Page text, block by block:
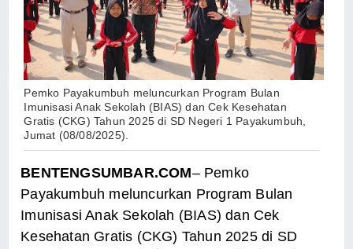
Pemko Payakumbuh meluncurkan Program Bulan
Imunisasi Anak Sekolah (BIAS) dan Cek Kesehatan
Gratis (CKG) Tahun 2025 di SD Negeri 1 Payakumbuh,
Jumat (08/08/2025).
BENTENGSUMBAR.COM– Pemko
Payakumbuh meluncurkan Program Bulan
Imunisasi Anak Sekolah (BIAS) dan Cek
Kesehatan Gratis (CKG) Tahun 2025 di SD